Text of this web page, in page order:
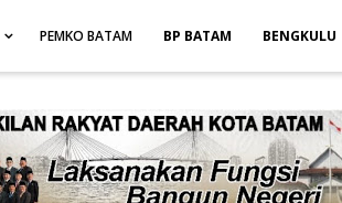
PEMKO BATAM BP BATAM BENGKULU